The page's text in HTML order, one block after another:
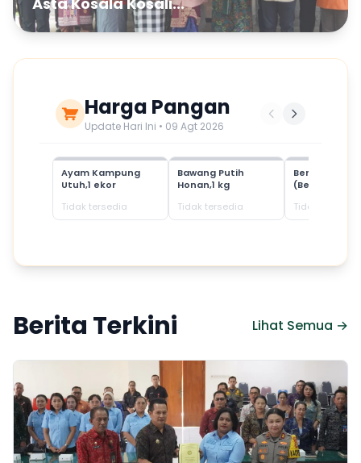
Harga Pangan
Update Hari Ini • 09 Agt 2026
Ayam Kampung
Utuh,1 ekor
Tidak tersedia
Bawang Putih
Honan,1 kg
Tidak tersedia
Beras
(Beras SPHP)
Tidak tersedia
Berita Terkini Lihat Semua →